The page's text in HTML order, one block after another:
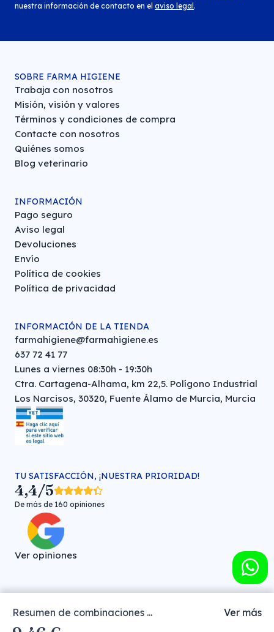
Resumen de combinaciones ... Ver más
nuestra información de contacto en el aviso legal .
SOBRE FARMA HIGIENE
Trabaja con nosotros
Misión, visión y valores
Términos y condiciones de compra
Contacte con nosotros
Quiénes somos
Blog veterinario
INFORMACIÓN
Pago seguro
Aviso legal
Devoluciones
Envío
Política de cookies
Política de privacidad
INFORMACIÓN DE LA TIENDA
farmahigiene@farmahigiene.es
637 72 41 77
Lunes a viernes 08:30h - 19:30h
Ctra. Cartagena-Alhama, km 22,5. Polígono Industrial
Los Narcisos, 30320, Fuente Álamo de Murcia, Murcia
TU SATISFACCIÓN, ¡NUESTRA PRIORIDAD!
4,4/5
De más de 160 opiniones
Ver opiniones
Farmacia veterinaria online © FARMA HIGIENE S.L. (CIF: B-
30706451)